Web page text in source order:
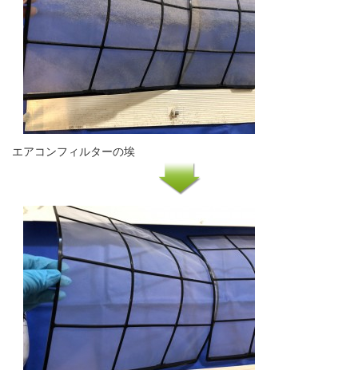
エアコンフィルターの埃